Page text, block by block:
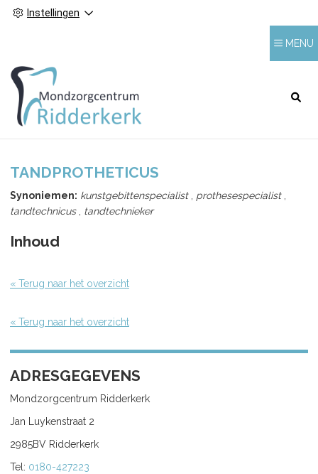
Instellingen
MENU
TANDPROTHETICUS
Synoniemen: kunstgebittenspecialist, prothesespecialist,
tandtechnicus, tandtechnieker
Inhoud
« Terug naar het overzicht
« Terug naar het overzicht
ADRESGEGEVENS
Mondzorgcentrum Ridderkerk
Jan Luykenstraat 2
2985BV Ridderkerk
Tel: 0180-427223